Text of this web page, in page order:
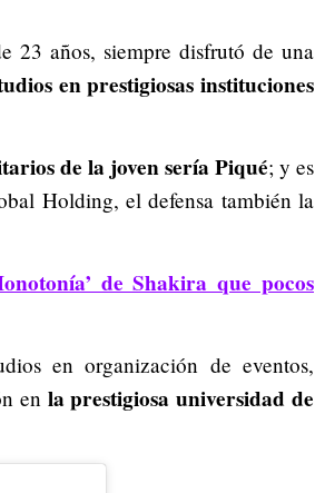
23 años, siempre disfrutó de una
en prestigiosas instituciones
de la joven sería Piqué; y es
Holding, el defensa también la
de Shakira que pocos
en organización de eventos,
en la prestigiosa universidad de